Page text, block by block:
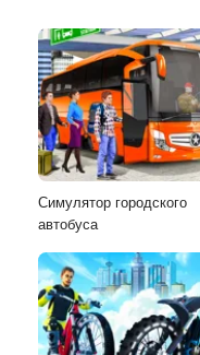
Симулятор городского
автобуса